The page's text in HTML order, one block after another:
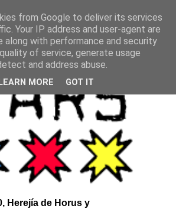
Herejía de Horus y
from Google to deliver its services
Your IP address and user-agent are
along with performance and security
of service, generate usage
and address abuse.
LEARN MORE GOT IT